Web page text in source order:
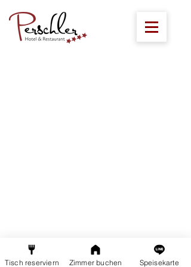
Tisch reserviern Zimmer buchen Speisekarte